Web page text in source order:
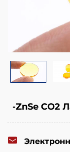
windows
and
lenses.
-ZnSe CO2